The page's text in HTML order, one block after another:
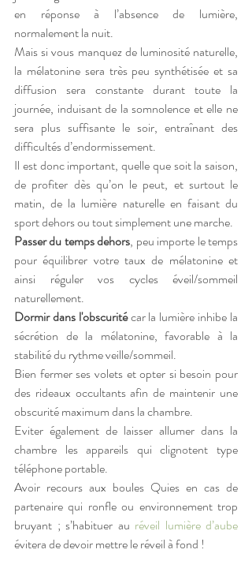
en réponse à l’absence de lumière,
normalement la nuit.
Mais si vous manquez de luminosité naturelle,
la mélatonine sera très peu synthétisée et sa
diffusion sera constante durant toute la
journée, induisant de la somnolence et elle ne
sera plus suffisante le soir, entraînant des
difficultés d’endormissement.
Il est donc important, quelle que soit la saison,
de profiter dès qu’on le peut, et surtout le
matin, de la lumière naturelle en faisant du
sport dehors ou tout simplement une marche.
Passer du temps dehors, peu importe le temps
pour équilibrer votre taux de mélatonine et
ainsi réguler vos cycles éveil/sommeil
naturellement.
Dormir dans l'obscurité car la lumière inhibe la
sécrétion de la mélatonine, favorable à la
stabilité du rythme veille/sommeil.
Bien fermer ses volets et opter si besoin pour
des rideaux occultants afin de maintenir une
obscurité maximum dans la chambre.
Eviter également de laisser allumer dans la
chambre les appareils qui clignotent type
téléphone portable.
Avoir recours aux boules Quies en cas de
partenaire qui ronfle ou environnement trop
bruyant ; s’habituer au réveil lumière d’aube
évitera de devoir mettre le réveil à fond !